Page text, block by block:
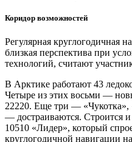
Коридор возможностей
Регулярная
близкая перспектива при
технологий, считают
В Арктике работают 43
Четыре из этих восьми —
22220. Еще три — «Чукотка»,
— достраиваются. Строится и
10510 «Лидер», который
круглогодичной навигации